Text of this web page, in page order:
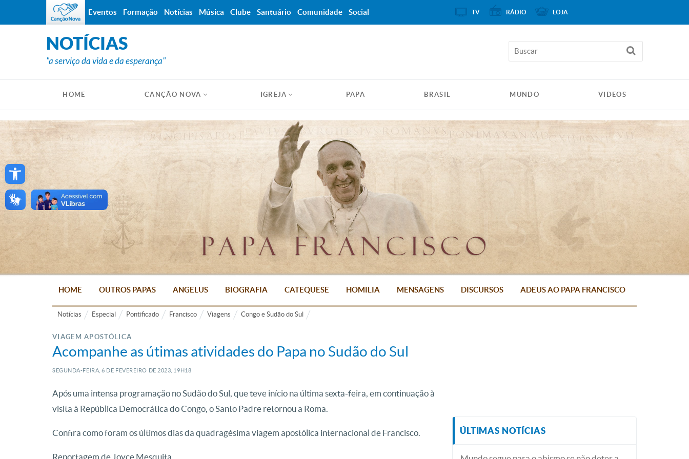
Open toolbar
NOTÍCIAS
"a serviço da vida e da esperança"
HOME CANÇÃO NOVA IGREJA PAPA BRASIL MUNDO VIDEOS
HOME OUTROS PAPAS ANGELUS BIOGRAFIA CATEQUESE HOMILIA MENSAGENS DISCURSOS ADEUS AO PAPA FRANCISCO
Notícias Especial Pontificado Francisco Viagens Congo e Sudão do Sul
VIAGEM APOSTÓLICA
Acompanhe as útimas atividades do Papa no Sudão do Sul
SEGUNDA-FEIRA, 6 DE FEVEREIRO DE 2023, 19H18
Após uma intensa programação no Sudão do Sul, que teve início na última sexta-feira, em continuação à
visita à República Democrática do Congo, o Santo Padre retornou a Roma.
Confira como foram os últimos dias da quadragésima viagem apostólica internacional de Francisco.
Reportagem de Joyce Mesquita
ÚLTIMAS NOTÍCIAS
Eventos Formação Notícias Música Clube Santuário Comunidade Social TV RÁDIO LOJA